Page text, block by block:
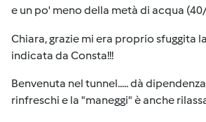
e un po' meno della metà di acqua
Chiara, grazie mi era proprio sfuggita
indicata da Consta!!!
Benvenuta nel tunnel..... dà
rinfreschi e la "maneggi" è anche